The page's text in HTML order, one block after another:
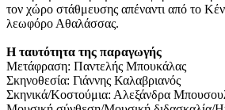
τον χώρο στάθμευσης απέναντι από το
λεωφόρο Αθαλάσσας.
Η ταυτότητα της παραγωγής
Μετάφραση: Παντελής Μπουκάλας
Σκηνοθεσία: Γιάννης Καλαβριανός
Σκηνικά/Κοστούμια: Αλεξάνδρα